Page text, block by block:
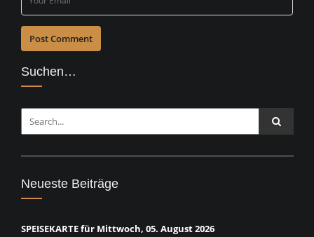
Suchen…
Neueste Beiträge
SPEISEKARTE für Mittwoch, 05. August 2026